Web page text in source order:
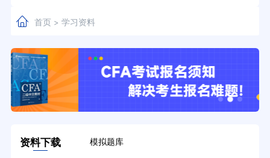
首页> 学习资料
资料下载 模拟题库